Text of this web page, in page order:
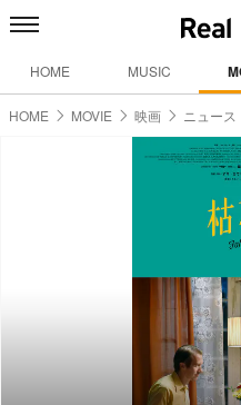
HOME MUSIC
HOME MOVIE 映画 ニュース